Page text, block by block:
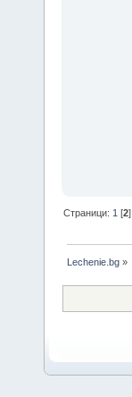
Страници: 1 [2]
Lechenie.bg »